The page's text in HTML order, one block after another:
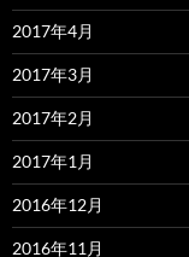
2017年4月
2017年3月
2017年2月
2017年1月
2016年12月
2016年11月